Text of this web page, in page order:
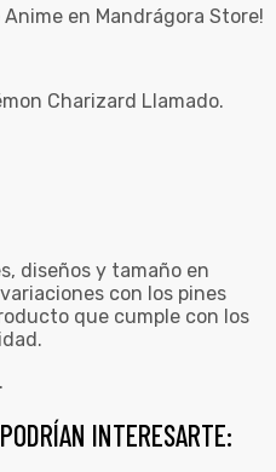
en Mandrágora Store!
Charizard Llamado.
diseños y tamaño en
con los pines
que cumple con los
INTERESARTE: